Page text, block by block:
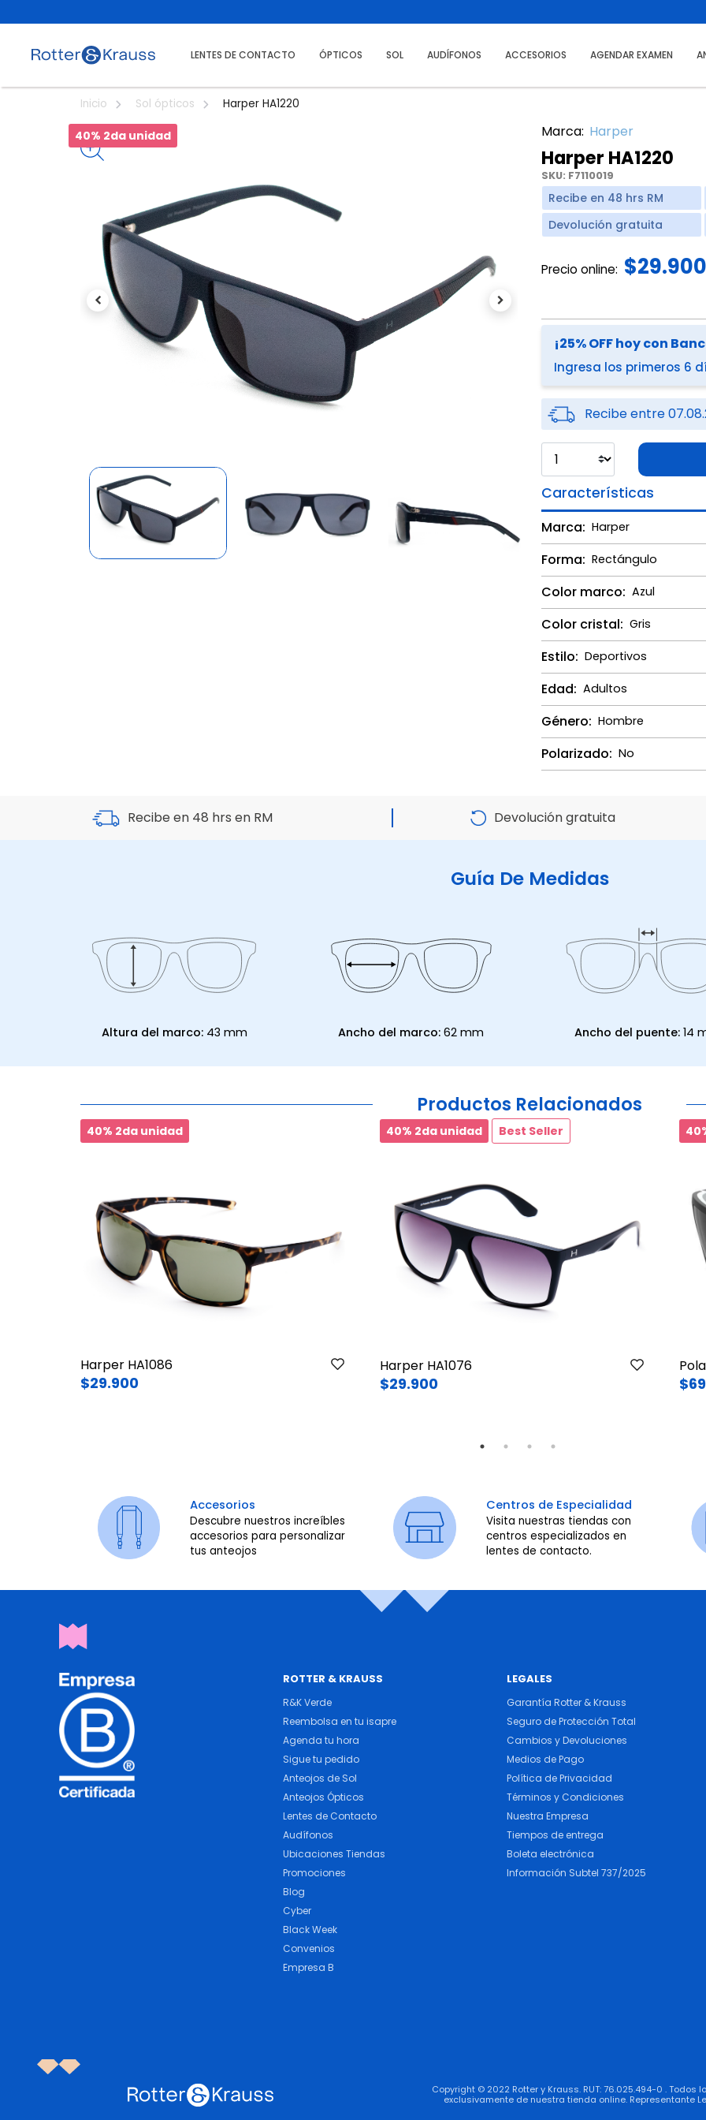
LENTES DE CONTACTO ÓPTICOS SOL AUDÍFONOS ACCESORIOS AGENDAR EXAMEN
Inicio Sol ópticos Harper HA1220
40% 2da unidad
Previous Next
Marca: Harper
Harper HA1220
SKU: F7110019
Recibe en 48 hrs RM
Devolución gratuita
Precio online: $29.900
¡25% OFF hoy con
Ingresa los primeros 6
Recibe entre
Características
Marca: Harper
Forma: Rectángulo
Color marco: Azul
Color cristal: Gris
Estilo: Deportivos
Edad: Adultos
Género: Hombre
Polarizado: No
Recibe en 48 hrs en RM Devolución gratuita
Guía De Medidas
Altura del marco: 43 mm Ancho del marco: 62 mm Ancho del puente: 14
Productos Relacionados
40% 2da unidad
Harper HA1086
$29.900
40% 2da unidad Best Seller
Harper HA1076
$29.900
Accesorios
Descubre nuestros increíbles
accesorios para personalizar
tus anteojos
Centros de Especialidad
Visita nuestras tiendas con
centros especializados en
lentes de contacto.
ROTTER & KRAUSS
R&K Verde
Reembolsa en tu isapre
Agenda tu hora
Sigue tu pedido
Anteojos de Sol
Anteojos Ópticos
Lentes de Contacto
Audífonos
Ubicaciones Tiendas
Promociones
Blog
Cyber
Black Week
Convenios
Empresa B
LEGALES
Garantía Rotter & Krauss
Seguro de Protección Total
Cambios y Devoluciones
Medios de Pago
Política de Privacidad
Términos y Condiciones
Nuestra Empresa
Tiempos de entrega
Boleta electrónica
Información Subtel 737/2025
Copyright © 2022 Rotter y Krauss. RUT: 76.025.494-0 . Todos
exclusivamente de nuestra tienda online. Representante